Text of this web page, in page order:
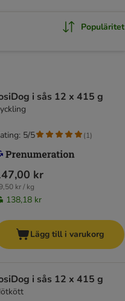
Populäritet
i sås 12 x 415 g
kr
kr / kg
138,18 kr
5/5 (1)
Lägg till i varukorg
i sås 12 x 415 g